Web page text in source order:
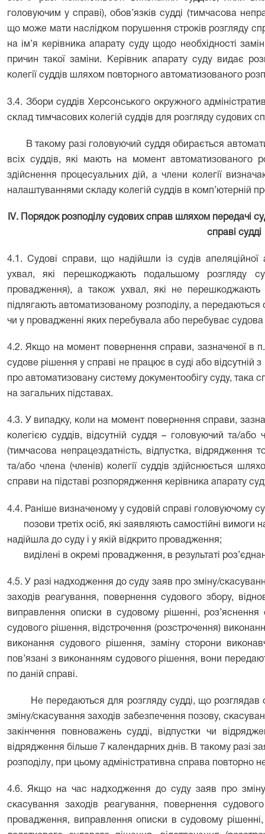
головуючим у справі), обов’язків судді (тимчасова
що може мати наслідком порушення строків розгляду
на ім’я керівника апарату суду щодо необхідності
причин такої заміни. Керівник апарату суду видає
колегії суддів шляхом повторного автоматизованого
3.4. Збори суддів Херсонського окружного
склад тимчасових колегій суддів для розгляду судових
В такому разі головуючий суддя обирається
всіх суддів, які мають на момент автоматизованого
здійснення процесуальних дій, а члени колегії
налаштуваннями складу колегій суддів в комп’ютерній
V. Порядок розподілу судових справ шляхом передачі
справі судді
4.1. Судові справи, що надійшли із судів апеляційної
ухвал, які перешкоджають подальшому розгляду
провадження), а також ухвал, які не
підлягають автоматизованому розподілу, а передаються
чи у провадженні яких перебувала або перебуває
4.2. Якщо на момент повернення справи, зазначеної в
судове рішення у справі не працює в суді або відсутній
про автоматизовану систему документообігу суду, така
на загальних підставах.
4.3. У випадку, коли на момент повернення справи,
колегією суддів, відсутній суддя – головуючий та/або
(тимчасова непрацездатність, відпустка, відрядження
та/або члена (членів) колегії суддів здійснюється
справи на підставі розпорядження керівника апарату
4.4. Раніше визначеному у судовій справі головуючому
позови третіх осіб, які заявляють самостійні вимоги
надійшла до суду і у якій відкрито провадження;
виділені в окремі провадження, в результаті
4.5. У разі надходження до суду заяв про зміну/
заходів реагування, повернення судового збору,
виправлення описки в судовому рішенні,
судового рішення, відстрочення (розстрочення)
виконання судового рішення, заміну сторони
пов’язані з виконанням судового рішення, вони
по даній справі.
Не передаються для розгляду судді, що розглядав
зміну/скасування заходів забезпечення позову,
закінчення повноважень судді, відпустки чи
відрядження більше 7 календарних днів. В такому разі
розподілу, при цьому адміністративна справа повторно
4.6. Якщо на час надходження до суду заяв про зміну/
скасування заходів реагування, повернення
провадження,
виправлення описки в судовому